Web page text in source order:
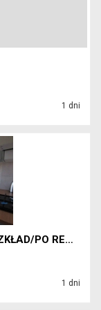
1 dni
3pok, 50met, okolice Wojrowickiej ROZKŁAD/PO REMON...
1 dni